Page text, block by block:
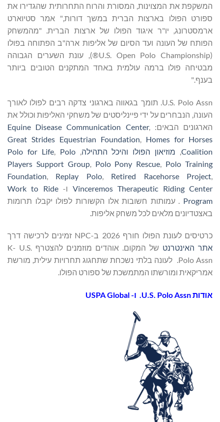
המשקפת את המצוינות, המסורת והרוח התחרותית שהגדירו את
ספורט הפולו בארצות הברית במשך דורות," אמר סטיוארט
ארמסטרונג, יו"ר איגוד הפולו של ארצות הברית. "מהמשחק
הפותח של העונה ועד הסיום של אליפות ארה"ב הפתוחה בפולו
(U.S. Open Polo Championship®), עונת השערים הגבוהה
מבטיחה פולו ברמה עולמית באחד המתקנים הטובים ביותר
בענף."
U.S. Polo Assn. תומך בגאווה בארגוני צדקה רבים לפולו לאורך
העונה, הנבחרים על ידי פיינליסטים של משחקי האליפות וכולל את
הארגונים הבאים:
Equine Disease Communication Center,
Great Strides Equestrian Foundation
Homes for Horses
Coalition
מוזיאון הפולו והיכל התהילה ,
Polo for Life, Polo
Players Support Group, Polo Pony Rescue
Polo Training
Foundation
Replay Polo, Retired Racehorse Project
Vinceremos Therapeutic Riding Center ו-Work to Ride
Program . עמותות חשובות אלו הקשורות לפולו יקבלו תרומות
באצטדיונים מלאים לכל משחק אליפות.
כרטיסים לעונת הפולו חורף 2026 ב-NPC זמינים לרכישה דרך
אתר האינטרנט
של המקום. אוהדים מוזמנים להצטרף K- U.S.
Polo Assn. לעונה בלתי נשכחת שתחגוג תחרויות עילית, מורשת
אמריקאית ומורשתו המתמשכת של ספורט הפולו.
אודותU.S. Polo Assn. ו-USPA Global